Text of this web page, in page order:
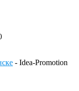
- Idea-Promotion